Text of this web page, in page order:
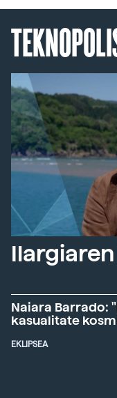
Naiara Barrado:
kasualitate
EKLIPSEA